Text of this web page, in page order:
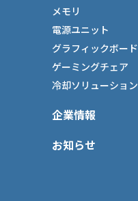
メモリ
電源ユニット
グラフィックボード
ゲーミングチェア
冷却ソリューション
企業情報
お知らせ